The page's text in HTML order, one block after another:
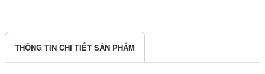
THÔNG TIN CHI TIẾT SẢN PHẨM